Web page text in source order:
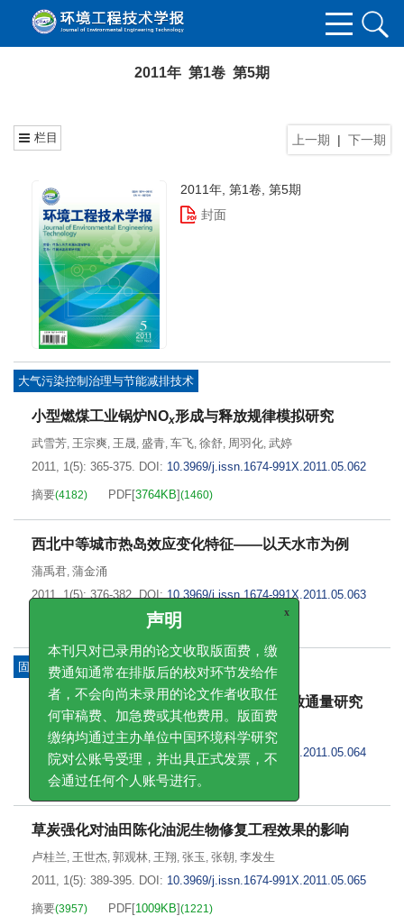
2011年 第1卷 第5期
上一期 | 下一期
栏目
2011年, 第1卷, 第5期
封面
大气污染控制治理与节能减排技术
小型燃煤工业锅炉NOx形成与释放规律模拟研究
武雪芳, 王宗爽, 王晟, 盛青, 车飞, 徐舒, 周羽化, 武婷
2011, 1(5): 365-375. DOI: 10.3969/j.issn.1674-991X.2011.05.062
摘要(4182) PDF[3764KB](1460)
西北中等城市热岛效应变化特征——以天水市为例
蒲禹君, 蒲金涌
2011, 1(5): 376-382. DOI:10.3969/j.issn.1674-991X.2011.05.063
786KB](1183
固体废物处理处置与资源化技术
准好氧填埋场作业台阶表面CH 气体的释放通量研究
杨雪, 岳波 黄泽春 尹胤 黄启飞,王琪
2011, 1(5): 383-388. DOI:10.3969/j.issn.1674-991X.2011.05.064
摘要(3709) PDF[722KB](1101
草炭强化对油田陈化油泥生物修复工程效果的影响
卢桂兰, 王世杰, 郭观林, 王翔, 张玉, 张朝, 李发生
2011, 1(5): 389-395. DOI: 10.3969/j.issn.1674-991X.2011.05.065
摘要(3957) PDF[1009KB](1221)
声明
本刊只对已录用的论文收取版面费，缴
费通知通常在排版后的校对环节发给作
者，不会向尚未录用的论文作者收取任
何审稿费、加急费或其他费用。版面费
缴纳均通过主办单位中国环境科学研究
院对公账号受理，并出具正式发票，不